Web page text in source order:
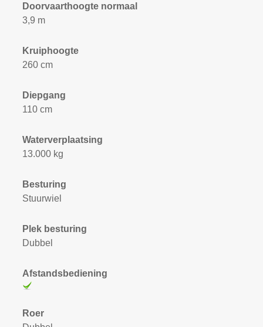
Doorvaarthoogte normaal
3,9 m
Kruiphoogte
260 cm
Diepgang
110 cm
Waterverplaatsing
13.000 kg
Besturing
Stuurwiel
Plek besturing
Dubbel
Afstandsbediening
Roer